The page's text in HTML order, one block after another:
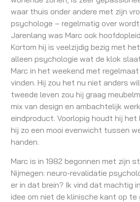
waar thuis onder andere met zijn
psychologe – regelmatig over
Jarenlang was Marc ook
Kortom hij is veelzijdig bezig met
alleen psychologie wat de klok
Marc in het weekend met
vinden. Hij zou het nu niet anders
tweede leven zou hij graag
mix van design en ambachtelijk
eindproduct. Voorlopig houdt hij
hij zo een mooi evenwicht tussen
handen.
Marc is in 1982 begonnen met zijn
Nijmegen: neuro-revalidatie
er in dat brein? Ik vind dat machtig
idee om niet de klinische kant op te